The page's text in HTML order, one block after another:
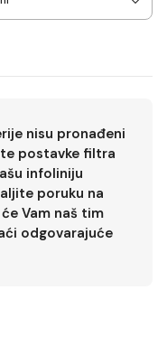
nisu pronađeni
postavke filtra
infoliniju
poruku na
Vam naš tim
odgovarajuće